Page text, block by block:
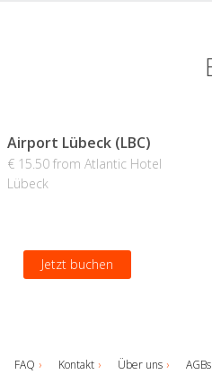
Airport Lübeck (LBC)
€ 15.50 from Atlantic Hotel
Lübeck
Jetzt buchen
FAQ Kontakt Über uns